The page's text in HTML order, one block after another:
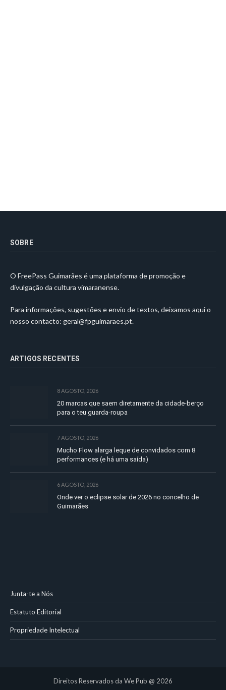
SOBRE
O FreePass Guimarães é uma plataforma de promoção e
divulgação da cultura vimaranense.
Para informações, sugestões e envio de textos, deixamos aqui o
nosso contacto: geral@fpguimaraes.pt.
ARTIGOS RECENTES
8 AGOSTO, 2026
20 marcas que saem diretamente da cidade-berço
para o teu guarda-roupa
7 AGOSTO, 2026
Mucho Flow alarga leque de convidados com 8
performances (e há uma saída)
6 AGOSTO, 2026
Onde ver o eclipse solar de 2026 no concelho de
Guimarães
Junta-te a Nós
Estatuto Editorial
Propriedade Intelectual
Direitos Reservados da We Pub @ 2026